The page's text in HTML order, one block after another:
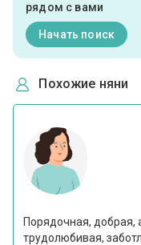
рядом с вами
Начать поиск
Похожие няни
Порядочная, добрая,
трудолюбивая,